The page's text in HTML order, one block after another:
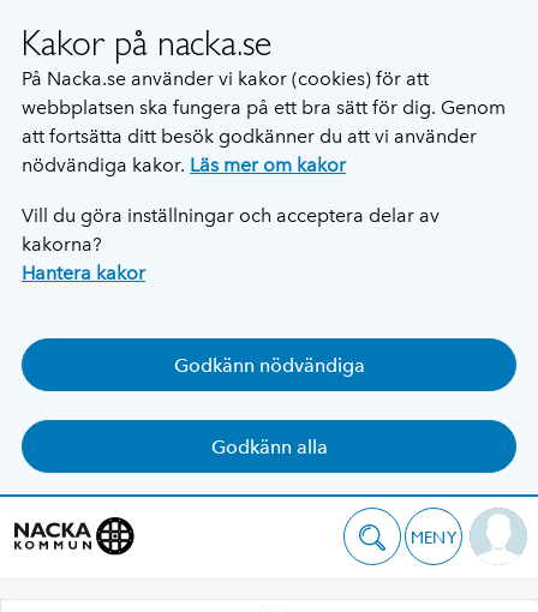
Kakor på nacka.se
På Nacka.se använder vi kakor (cookies) för att
webbplatsen ska fungera på ett bra sätt för dig. Genom
att fortsätta ditt besök godkänner du att vi använder
nödvändiga kakor. Läs mer om kakor
Vill du göra inställningar och acceptera delar av
kakorna?
Hantera kakor
Godkänn nödvändiga
Godkänn alla
MENY